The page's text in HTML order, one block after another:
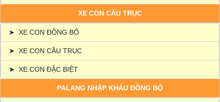
XE CON CẦU TRỤC
➤ XE CON ĐỒNG BỘ
➤ XE CON CẦU TRỤC
➤ XE CON ĐẶC BIỆT
PALANG NHẬP KHẨU ĐỒNG BỘ